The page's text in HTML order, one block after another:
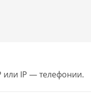
или IP — телефонии.